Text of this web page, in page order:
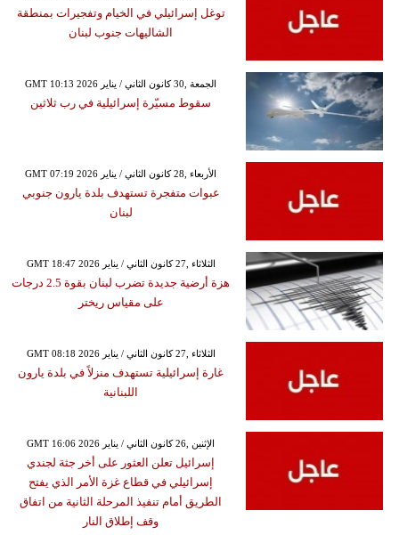
توغل إسرائيلي في الخيام وتفجيرات بمنطقة
الشاليهات جنوب لبنان
GMT 10:13 2026 الجمعة ,30 كانون الثاني / يناير
سقوط مسيّرة إسرائيلية في رب ثلاثين
GMT 07:19 2026 الأربعاء ,28 كانون الثاني / يناير
عبوات متفجرة تستهدف بلدة يارون جنوبي
لبنان
GMT 18:47 2026 الثلاثاء ,27 كانون الثاني / يناير
هزة أرضية جديدة تضرب لبنان بقوة 2.5 درجات
على مقياس ريختر
GMT 08:18 2026 الثلاثاء ,27 كانون الثاني / يناير
غارة إسرائيلية تستهدف منزلاً في بلدة يارون
اللبنانية
GMT 16:06 2026 الإثنين ,26 كانون الثاني / يناير
إسرائيل تعلن العثور على أخر جثة لجندي
إسرائيلي في قطاع غزة الأمر الذي يفتح
الطريق أمام تنفيذ المرحلة الثانية من اتفاق
وقف إطلاق النار